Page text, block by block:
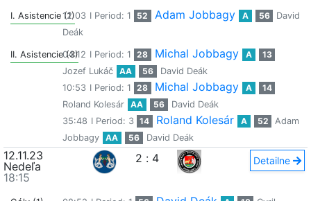
I. Asistencie (1)12:03 I Period: 1 52 Adam Jobbagy A 56
David
Deák
II. Asistencie (3)
04:12 I Period: 1 28 Michal Jobbagy A
13
Jozef Lukáč
AA 56
David Deák
10:53 I Period: 1 28 Michal Jobbagy A
14
Roland Kolesár
AA 56
David Deák
35:48 I Period: 3 14 Roland Kolesár A 52
Adam
Jobbagy
AA 56 David Deák
12.11.23
Nedeľa
18:15
2 : 4 Detailne